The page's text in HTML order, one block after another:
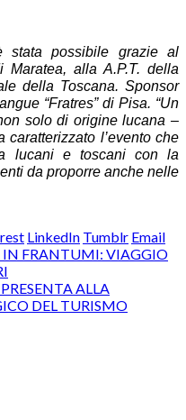
stata possibile grazie al
alla A.P.T. della
della Toscana. Sponsor
“Fratres” di Pisa. “Un
solo di origine lucana –
caratterizzato l’evento che
lucani e toscani con la
da proporre anche nelle
LinkedIn Tumblr Email
IN FRANTUMI: VIAGGIO
ALLA
DEL TURISMO